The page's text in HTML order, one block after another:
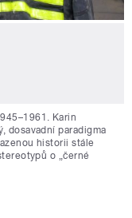
Karin
dosavadní paradigma
historii stále
o „černé